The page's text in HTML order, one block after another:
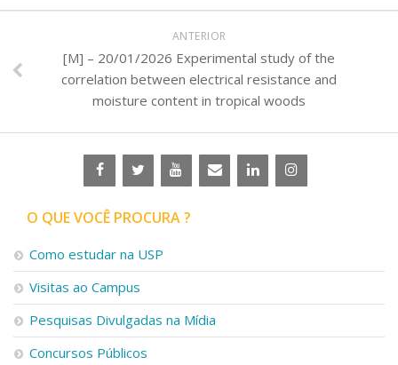
ANTERIOR
[M] – 20/01/2026 Experimental study of the
correlation between electrical resistance and
moisture content in tropical woods
O QUE VOCÊ PROCURA ?
Como estudar na USP
Visitas ao Campus
Pesquisas Divulgadas na Mídia
Concursos Públicos